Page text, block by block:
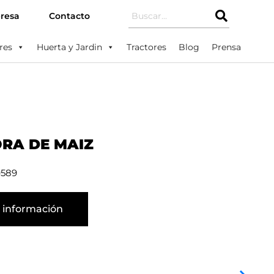
Contacto
Huerta y Jardin Tractores Blog Prensa
DE MAIZ
información